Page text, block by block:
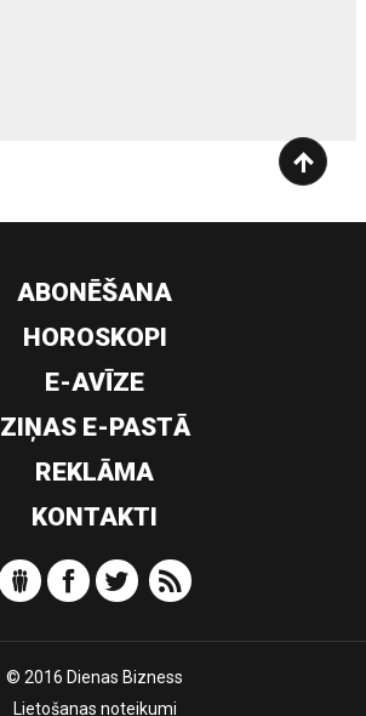
ABONĒŠANA
HOROSKOPI
E-AVĪZE
ZIŅAS E-PASTĀ
REKLĀMA
KONTAKTI
© 2016 Dienas Bizness
Lietošanas noteikumi